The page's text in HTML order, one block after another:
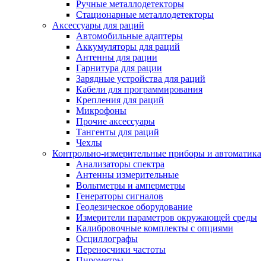
Ручные металлодетекторы
Стационарные металлодетекторы
Аксессуары для раций
Автомобильные адаптеры
Аккумуляторы для раций
Антенны для рации
Гарнитура для рации
Зарядные устройства для раций
Кабели для программирования
Крепления для раций
Микрофоны
Прочие аксессуары
Тангенты для раций
Чехлы
Контрольно-измерительные приборы и автоматика
Анализаторы спектра
Антенны измерительные
Вольтметры и амперметры
Генераторы сигналов
Геодезическое оборудование
Измерители параметров окружающей среды
Калибровочные комплекты с опциями
Осциллографы
Переносчики частоты